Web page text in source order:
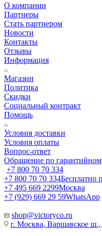
О компании
Партнеры
Стать партнером
Новости
Контакты
Отзывы
Информация
Магазин
Политика
Скидки
Социальный контракт
Помощь
Условия доставки
Условия оплаты
Вопрос-ответ
Обращение по
+7 800 70 70 334
+7 800 70 70 334Бесплатно
+7 495 669 2299Москва
+7 (929) 669 29 59WhatsApp
shop@victoryco.ru
г. Москва, Варшавское